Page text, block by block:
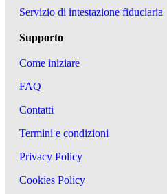
Servizio di intestazione fiduciaria
Supporto
Come iniziare
FAQ
Contatti
Termini e condizioni
Privacy Policy
Cookies Policy